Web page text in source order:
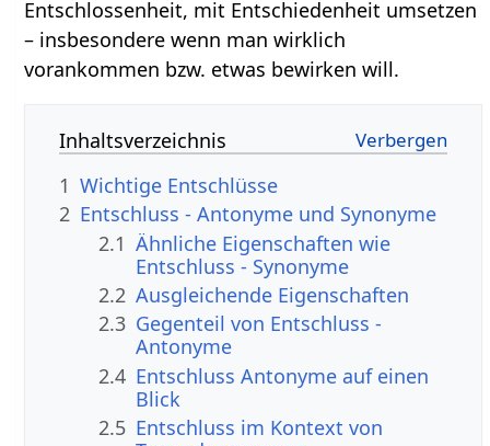
Entschlossenheit, mit Entschiedenheit umsetzen
– insbesondere wenn man wirklich
vorankommen bzw. etwas bewirken will.
Inhaltsverzeichnis
1 Wichtige Entschlüsse
2 Entschluss - Antonyme und Synonyme
2.1 Ähnliche Eigenschaften wie
Entschluss - Synonyme
2.2 Ausgleichende Eigenschaften
2.3 Gegenteil von Entschluss -
Antonyme
2.4 Entschluss Antonyme auf einen
Blick
2.5 Entschluss im Kontext von